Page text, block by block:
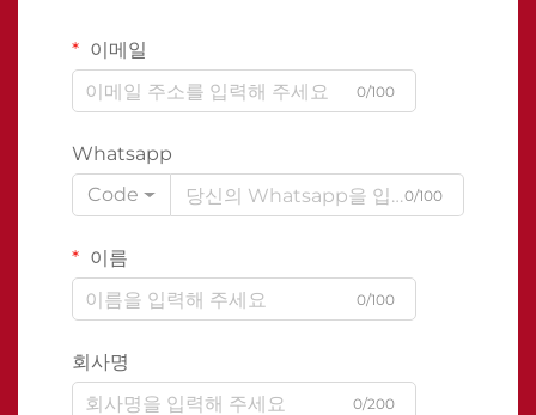
이메일
0/100
Whatsapp
Code
0/100
이름
0/100
회사명
0/200